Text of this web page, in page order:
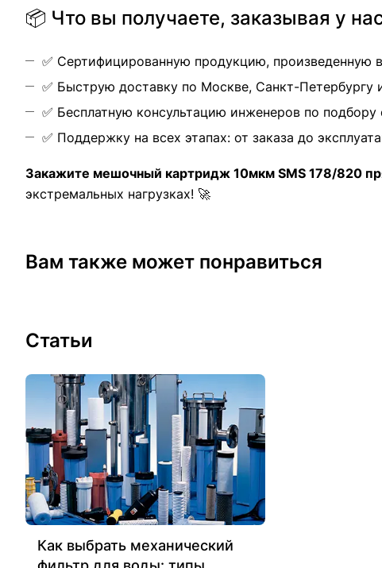
📦 Что вы получаете, заказывая у
✅ Сертифицированную продукцию, произведенную
✅ Быструю доставку по Москве, Санкт-Петербургу
✅ Бесплатную консультацию инженеров по
✅ Поддержку на всех этапах: от заказа до
Закажите мешочный картридж 10мкм SMS 178/820
экстремальных нагрузках! 🚀
Вам также может понравиться
Статьи
Как выбрать механический